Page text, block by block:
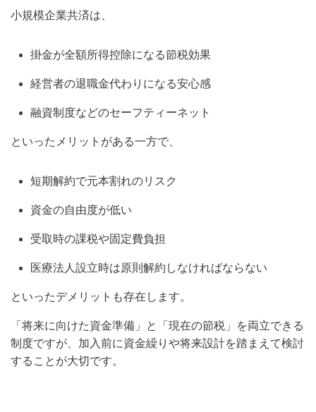
小規模企業共済は、
掛金が全額所得控除になる節税効果
経営者の退職金代わりになる安心感
融資制度などのセーフティーネット
といったメリットがある一方で、
短期解約で元本割れのリスク
資金の自由度が低い
受取時の課税や固定費負担
医療法人設立時は原則解約しなければならない
といったデメリットも存在します。
「将来に向けた資金準備」と「現在の節税」を両立できる
制度ですが、加入前に資金繰りや将来設計を踏まえて検討
することが大切です。